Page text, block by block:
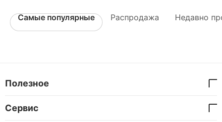
Самые популярные Распродажа Недавно
Полезное
Сервис